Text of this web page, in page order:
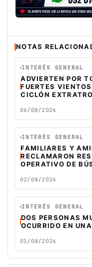
NOTAS
INTERÉS GENERAL
ADVIERTEN POR
FUERTES
CICLÓN
06/08/2026
INTERÉS GENERAL
FAMILIARES Y
RECLAMARON
OPERATIVO DE
02/08/2026
INTERÉS GENERAL
DOS PERSONAS
OCURRIDO EN
01/08/2026